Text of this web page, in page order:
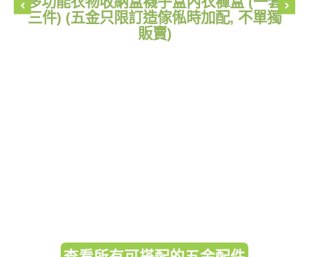
三件) (五金只限訂造傢俬時加配, 不單獨
販賣)